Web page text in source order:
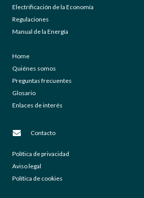
Electrificación de la Economía
Regulaciones
Manual de la Energía
Home
Quiénes somos
Preguntas frecuentes
Glosario
Enlaces de interés
Contacto
Política de privacidad
Aviso legal
Política de cookies